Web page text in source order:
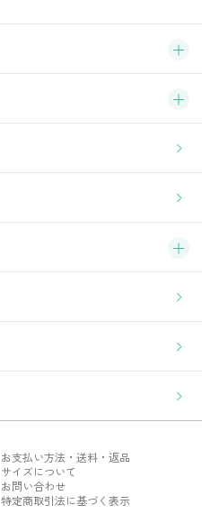
ブ
新
ラ
ア
お支払い方法・送料・返品
サイズについて
お問い合わせ
特定商取引法に基づく表示